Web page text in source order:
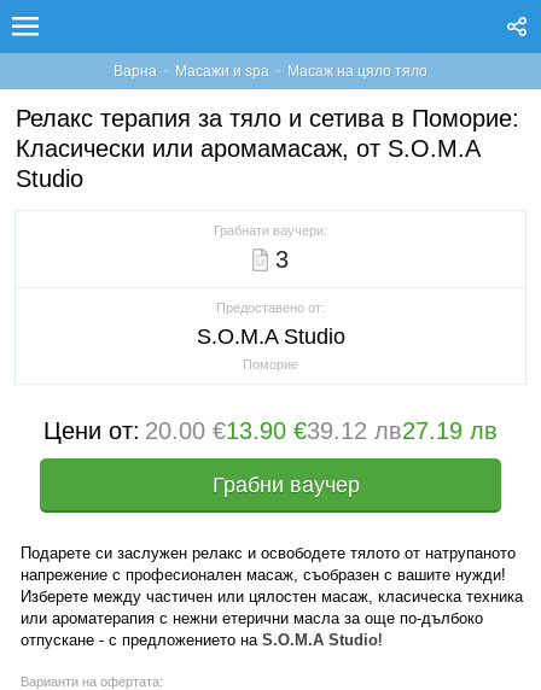
Варна · Масажи и spa · Масаж на цяло тяло
Релакс терапия за тяло и сетива в Поморие:
Класически или аромамасаж, от S.O.M.A
Studio
Грабнати ваучери:
3
Предоставено от:
S.O.M.A Studio
Поморие
Цени от: 20.00 €13.90 €39.12 лв27.19 лв
Грабни ваучер
Подарете си заслужен релакс и освободете тялото от натрупаното
напрежение с професионален масаж, съобразен с вашите нужди!
Изберете между частичен или цялостен масаж, класическа техника
или ароматерапия с нежни етерични масла за още по-дълбоко
отпускане - с предложението на S.O.M.A Studio!
Варианти на офертата: